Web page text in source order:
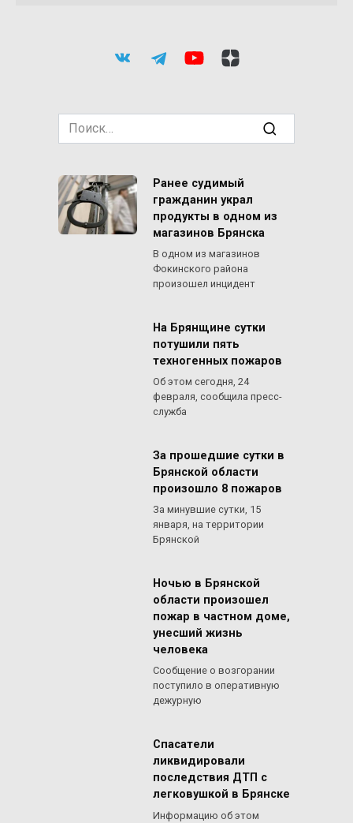
Search
for:
Ранее судимый
гражданин украл
продукты в одном из
магазинов Брянска
В одном из магазинов
Фокинского района
произошел инцидент
На Брянщине сутки
потушили пять
техногенных пожаров
Об этом сегодня, 24
февраля, сообщила пресс-
служба
За прошедшие сутки в
Брянской области
произошло 8 пожаров
За минувшие сутки, 15
января, на территории
Брянской
Ночью в Брянской
области произошел
пожар в частном доме,
унесший жизнь
человека
Сообщение о возгорании
поступило в оперативную
дежурную
Спасатели
ликвидировали
последствия ДТП с
легковушкой в Брянске
Информацию об этом